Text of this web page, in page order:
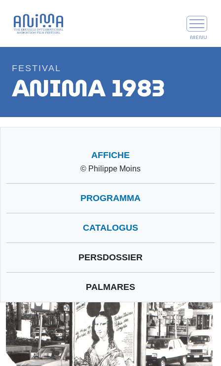
FESTIVAL
ANIMA 1983
AFFICHE
© Philippe Moins
PROGRAMMA
CATALOGUS
PERSDOSSIER
PALMARES